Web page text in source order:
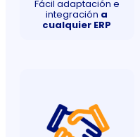
Fácil adaptación e
integración a
cualquier ERP